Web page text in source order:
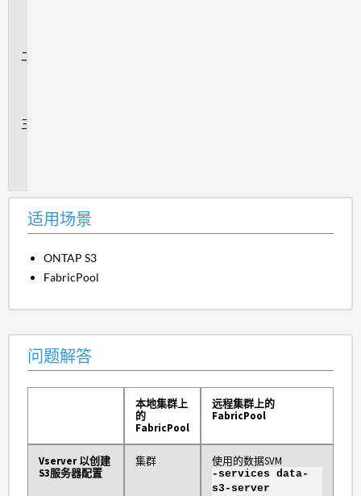
适用场景
ONTAP S3
FabricPool
问题解答
本地集群上
的
FabricPool
远程集群上的
FabricPool
Vserver 以创建
S3服务器配置
集群 使用的数据SVM
-services data-
s3-server